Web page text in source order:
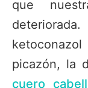
que
picazón, la
cuero